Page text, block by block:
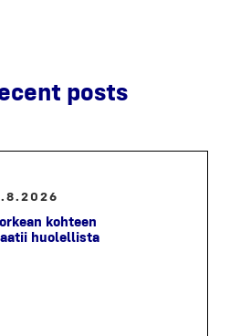
posts
kohteen
huolellista